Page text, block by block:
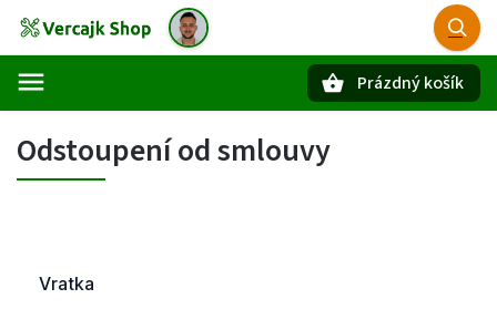
Prázdný košík
Odstoupení od smlouvy